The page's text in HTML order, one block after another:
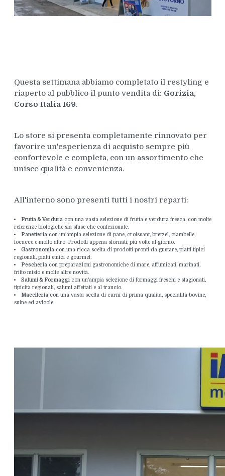
Questa settimana abbiamo completato il restyling e
riaperto al pubblico il punto vendita di: Gorizia,
Corso Italia 169.
Lo store si presenta completamente rinnovato per
favorire un'esperienza di acquisto sempre più
confortevole e completa, con un assortimento che
unisce qualità e convenienza.
All'interno sono presenti tutti i nostri reparti:
Frutta & Verdura con una vasta selezione di frutta e verdura fresca, con molte
referenze biologiche sia sfuse che confezionate.
Panetteria con un’ampia selezione di pane, croissant, bretzel, ciambelle,
focacce e molto altro. Prodotti appena sfornati, più volte al giorno.
Gastronomia con una ricca scelta di prodotti pronti da gustare, piatti tipici
regionali, piatti etnici e gourmet.
Pescheria con preparazioni gastronomiche di mare, affumicati, marinati,
fritto misto e molte altre novità.
Salumi & Formaggi con un'ampia selezione di formaggi freschi e stagionati,
tipicità regionali, salumi affettati e al trancio.
Macelleria con una vasta scelta di carni di prima qualità, specialità bovine,
suine ed avicole